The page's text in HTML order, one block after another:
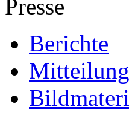
Presse
Berichte